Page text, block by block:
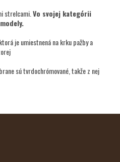
strelcami. Vo svojej kategórii
je umiestnená na krku pažby a
sú tvrdochrómované, takže z nej